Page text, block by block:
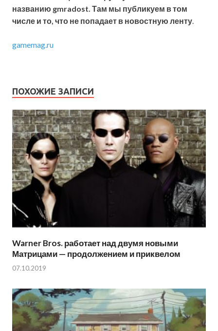
названию gmradost. Там мы публикуем в том
числе и то, что не попадает в новостную ленту.
gamemag.ru
ПОХОЖИЕ ЗАПИСИ
Warner Bros. работает над двумя новыми
Матрицами — продолжением и приквелом
07.10.2019